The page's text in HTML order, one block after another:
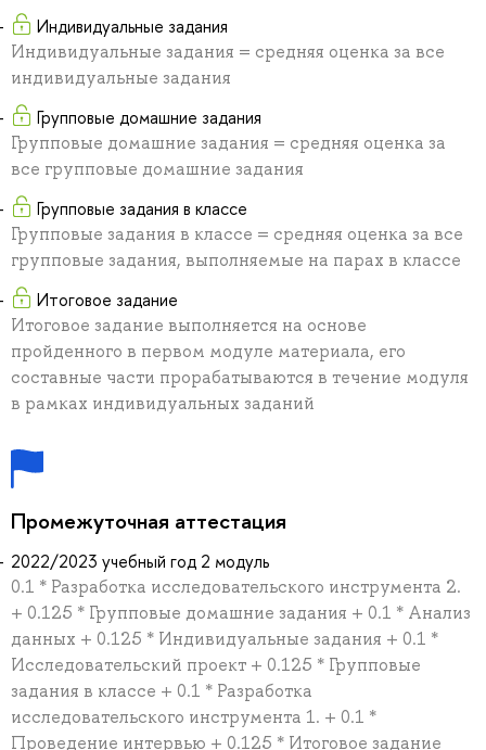
Индивидуальные задания
Индивидуальные задания = средняя оценка за все
индивидуальные задания
Групповые домашние задания
Групповые домашние задания = средняя оценка за
все групповые домашние задания
Групповые задания в классе
Групповые задания в классе = средняя оценка за все
групповые задания, выполняемые на парах в классе
Итоговое задание
Итоговое задание выполняется на основе
пройденного в первом модуле материала, его
составные части прорабатываются в течение модуля
в рамках индивидуальных заданий
Промежуточная аттестация
2022/2023 учебный год 2 модуль
0.1 * Разработка исследовательского инструмента 2.
+ 0.125 * Групповые домашние задания + 0.1 * Анализ
данных + 0.125 * Индивидуальные задания + 0.1 *
Исследовательский проект + 0.125 * Групповые
задания в классе + 0.1 * Разработка
исследовательского инструмента 1. + 0.1 *
Проведение интервью + 0.125 * Итоговое задание